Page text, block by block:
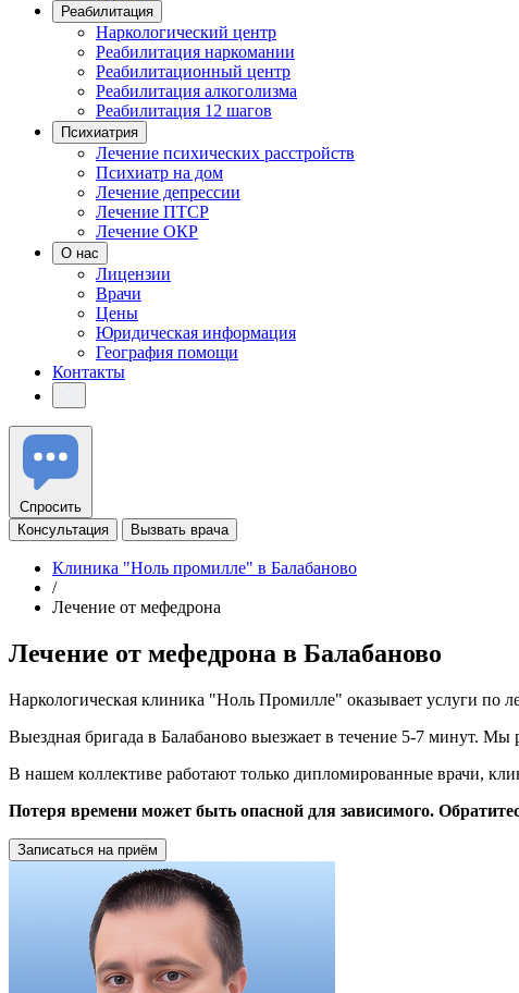
Реабилитация
Наркологический центр
Реабилитация наркомании
Реабилитационный центр
Реабилитация алкоголизма
Реабилитация 12 шагов
Психиатрия
Лечение психических расстройств
Психиатр на дом
Лечение депрессии
Лечение ПТСР
Лечение ОКР
О нас
Лицензии
Врачи
Цены
Юридическая информация
География помощи
Контакты
Спросить
Консультация
Вызвать врача
Клиника "Ноль промилле" в Балабаново
/
Лечение от мефедрона
Лечение от мефедрона в Балабаново
Наркологическая клиника "Ноль Промилле" оказывает услуги по
Выездная бригада в Балабаново выезжает в течение 5-7 минут.
В нашем коллективе работают только дипломированные врачи,
Потеря времени может быть опасной для зависимого.
Записаться на приём